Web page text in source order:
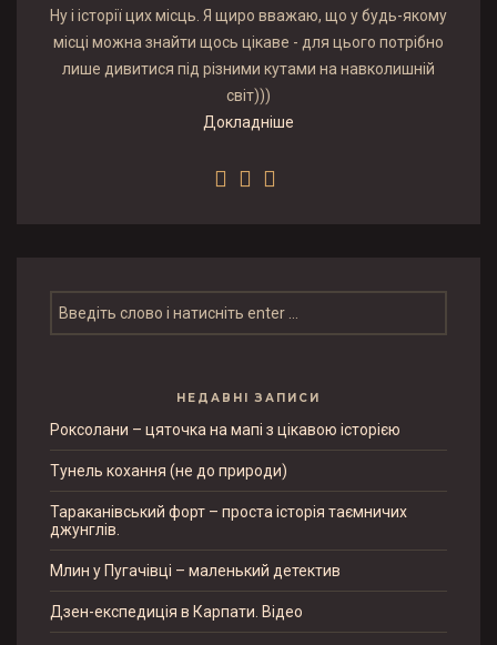
Ну і історії цих місць. Я щиро вважаю, що у будь-якому
місці можна знайти щось цікаве - для цього потрібно
лише дивитися під різними кутами на навколишній
світ)))
Докладніше
НЕДАВНІ ЗАПИСИ
Роксолани – цяточка на мапі з цікавою історією
Тунель кохання (не до природи)
Тараканівський форт – проста історія таємничих
джунглів.
Млин у Пугачівці – маленький детектив
Дзен-експедиція в Карпати. Відео